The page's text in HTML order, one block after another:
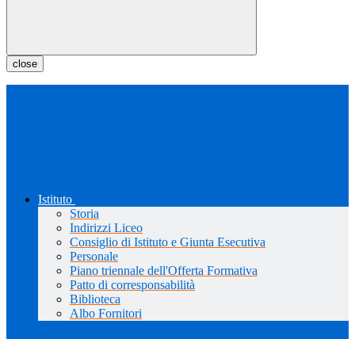
close
Istituto
Storia
Indirizzi Liceo
Consiglio di Istituto e Giunta Esecutiva
Personale
Piano triennale dell'Offerta Formativa
Patto di corresponsabilità
Biblioteca
Albo Fornitori